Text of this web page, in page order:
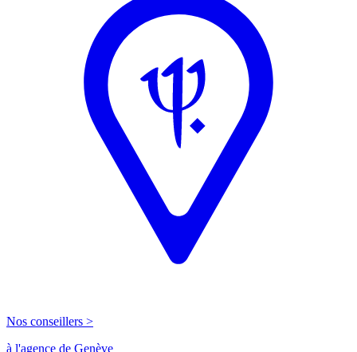
Nos conseillers >
à l'agence de Genève